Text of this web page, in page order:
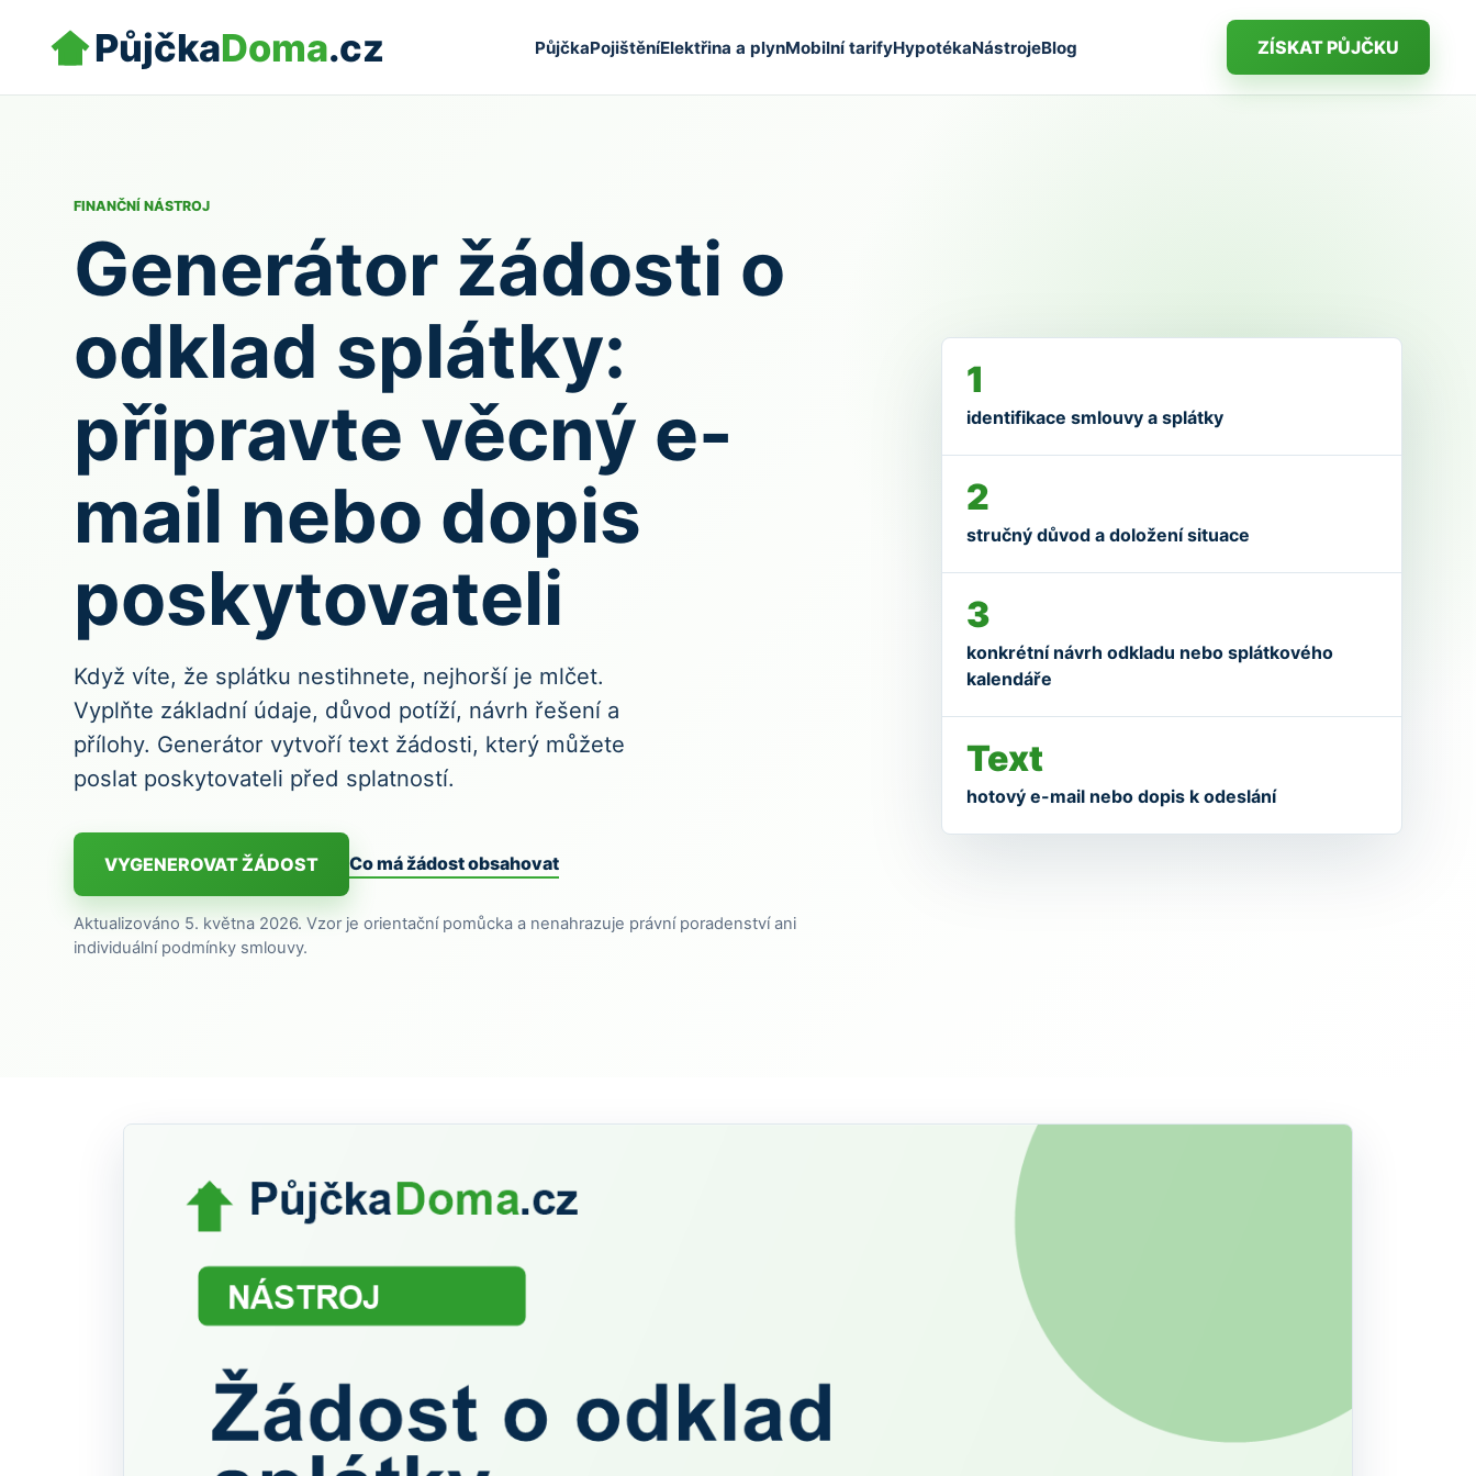
PůjčkaDoma.cz PůjčkaPojištěníElektřina a plynMobilní tarifyHypotékaNástrojeBlog ZÍSKAT PŮJČKU
FINANČNÍ NÁSTROJ
Generátor žádosti o
odklad splátky:
připravte věcný e-
mail nebo dopis
poskytovateli
Když víte, že splátku nestihnete, nejhorší je mlčet.
Vyplňte základní údaje, důvod potíží, návrh řešení a
přílohy. Generátor vytvoří text žádosti, který můžete
poslat poskytovateli před splatností.
VYGENEROVAT ŽÁDOST Co má žádost obsahovat
Aktualizováno 5. května 2026. Vzor je orientační pomůcka a nenahrazuje právní poradenství ani
individuální podmínky smlouvy.
1
identifikace smlouvy a splátky
2
stručný důvod a doložení situace
3
konkrétní návrh odkladu nebo splátkového
kalendáře
Text
hotový e-mail nebo dopis k odeslání